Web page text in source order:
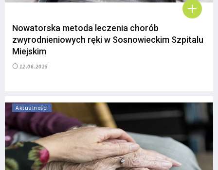
Nowatorska metoda leczenia chorób
zwyrodnieniowych ręki w Sosnowieckim Szpitalu
Miejskim
12.06.2025
Aktualności